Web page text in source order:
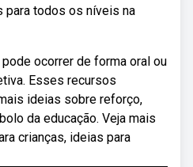
todos os níveis na
ocorrer de forma oral ou
Esses recursos
ideias sobre reforço,
da educação. Veja mais
crianças, ideias para